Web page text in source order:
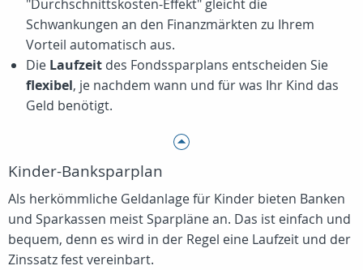
"Durchschnittskosten-Effekt" gleicht die
Schwankungen an den Finanzmärkten zu Ihrem
Vorteil automatisch aus.
Die Laufzeit des Fondssparplans entscheiden Sie
flexibel, je nachdem wann und für was Ihr Kind das
Geld benötigt.
Kinder-Banksparplan
Als herkömmliche Geldanlage für Kinder bieten Banken
und Sparkassen meist Sparpläne an. Das ist einfach und
bequem, denn es wird in der Regel eine Laufzeit und der
Zinssatz fest vereinbart.